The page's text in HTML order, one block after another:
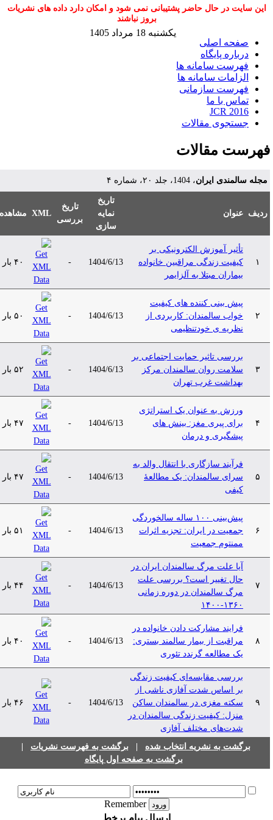
این سایت در حال حاضر پشتیبانی نمی شود و امکان دارد داده های نشریات
بروز نباشند
صفحه اصلی
درباره پایگاه
فهرست سامانه ها
الزامات سامانه ها
فهرست سازمانی
تماس با ما
JCR 2016
جستجوی مقالات
یکشنبه 18 مرداد 1405
مقالات
مجله سالمندی ایران ، 1404، جلد ۲۰، شماره ۴
ردیف عنوان
تاریخ
نمایه
سازی
تاریخ
بررسی
XML مشاهده
تأثیر آموزش الکترونیکی بر
کیفیت زندگی مراقبین خانواده
بیماران مبتلا به آلزایمر
1404/6/13 ۴۰ بار
پیش بینی کننده های کیفیت
خواب سالمندان: کاربردی از
نظریه ی خودتنظیمی
1404/6/13 ۵۰ بار
بررسی تاثیر حمایت اجتماعی بر
سلامت روان سالمندان مرکز
بهداشت غرب تهران
1404/6/13 ۵۲ بار
ورزش به عنوان یک استراتژی
برای پیری مغز: بینش های
پیشگیری و درمان
1404/6/13 ۴۷ بار
فرآیند سازگاری با انتقال والد به
سرای سالمندان: یک مطالعۀ
کیفی
1404/6/13 ۴۷ بار
پیش‌بینی ۱۰۰ ساله سالخوردگی
جمعیت در ایران: تجزیه اثرات
ممنتوم جمعیت
1404/6/13 ۵۱ بار
آیا علت مرگ سالمندان ایران در
حال تغییر است؟ بررسی علت
مرگ سالمندان در دوره زمانی
۱۳۶۰-۱۴۰۰
1404/6/13 ۴۴ بار
فرایند مشارکت دادن خانواده در
مراقبت از بیمار سالمند بستری:
یک مطالعه گرندد تئوری
1404/6/13 ۴۰ بار
بررسی مقایسه‌ای کیفیت زندگی
بر اساس شدت آفازی ناشی از
سکته مغزی در سالمندان ساکن
منزل: کیفیت زندگی سالمندان در
شدت‌های مختلف آفازی
1404/6/13 ۴۶ بار
برگشت به نشریه انتخاب شده| برگشت به فهرست نشریات|
برگشت به صفحه اول پایگاه
Remember
ارسال پیام برخط